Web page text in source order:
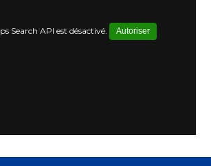
Search API est désactivé. Autoriser